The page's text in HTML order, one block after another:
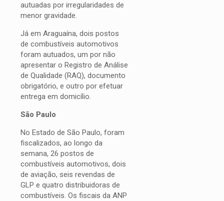
autuadas por irregularidades de
menor gravidade.
Já em Araguaína, dois postos
de combustíveis automotivos
foram autuados, um por não
apresentar o Registro de Análise
de Qualidade (RAQ), documento
obrigatório, e outro por efetuar
entrega em domicílio.
São Paulo
No Estado de São Paulo, foram
fiscalizados, ao longo da
semana, 26 postos de
combustíveis automotivos, dois
de aviação, seis revendas de
GLP e quatro distribuidoras de
combustíveis. Os fiscais da ANP